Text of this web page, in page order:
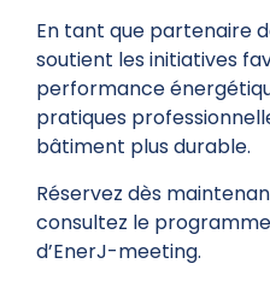
En tant que partenaire
soutient les initiatives
performance
pratiques
bâtiment plus durable.
Réservez dès
consultez le programme
d’EnerJ-meeting.